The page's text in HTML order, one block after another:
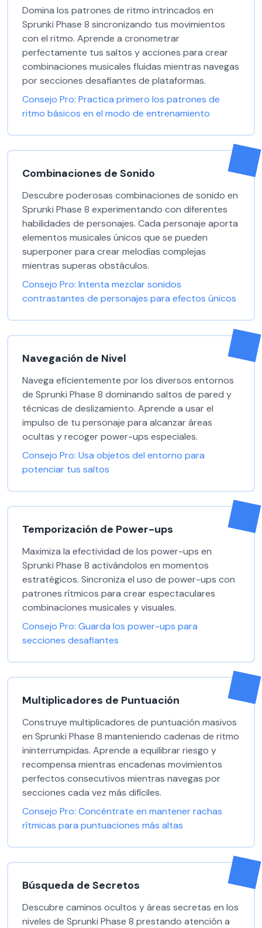
Domina los patrones de ritmo intrincados en
Sprunki Phase 8 sincronizando tus movimientos
con el ritmo. Aprende a cronometrar
perfectamente tus saltos y acciones para crear
combinaciones musicales fluidas mientras navegas
por secciones desafiantes de plataformas.
Consejo Pro: Practica primero los patrones de
ritmo básicos en el modo de entrenamiento
Combinaciones de Sonido
Descubre poderosas combinaciones de sonido en
Sprunki Phase 8 experimentando con diferentes
habilidades de personajes. Cada personaje aporta
elementos musicales únicos que se pueden
superponer para crear melodías complejas
mientras superas obstáculos.
Consejo Pro: Intenta mezclar sonidos
contrastantes de personajes para efectos únicos
Navegación de Nivel
Navega eficientemente por los diversos entornos
de Sprunki Phase 8 dominando saltos de pared y
técnicas de deslizamiento. Aprende a usar el
impulso de tu personaje para alcanzar áreas
ocultas y recoger power-ups especiales.
Consejo Pro: Usa objetos del entorno para
potenciar tus saltos
Temporización de Power-ups
Maximiza la efectividad de los power-ups en
Sprunki Phase 8 activándolos en momentos
estratégicos. Sincroniza el uso de power-ups con
patrones rítmicos para crear espectaculares
combinaciones musicales y visuales.
Consejo Pro: Guarda los power-ups para
secciones desafiantes
Multiplicadores de Puntuación
Construye multiplicadores de puntuación masivos
en Sprunki Phase 8 manteniendo cadenas de ritmo
ininterrumpidas. Aprende a equilibrar riesgo y
recompensa mientras encadenas movimientos
perfectos consecutivos mientras navegas por
secciones cada vez más difíciles.
Consejo Pro: Concéntrate en mantener rachas
rítmicas para puntuaciones más altas
Búsqueda de Secretos
Descubre caminos ocultos y áreas secretas en los
niveles de Sprunki Phase 8 prestando atención a